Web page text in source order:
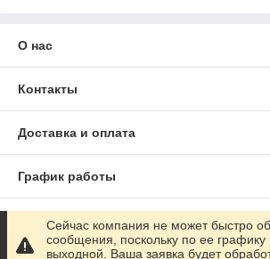
О нас
Контакты
Доставка и оплата
График работы
Полная версия сайта
Сейчас компания не может быстро
сообщения, поскольку по ее графику
выходной. Ваша заявка будет